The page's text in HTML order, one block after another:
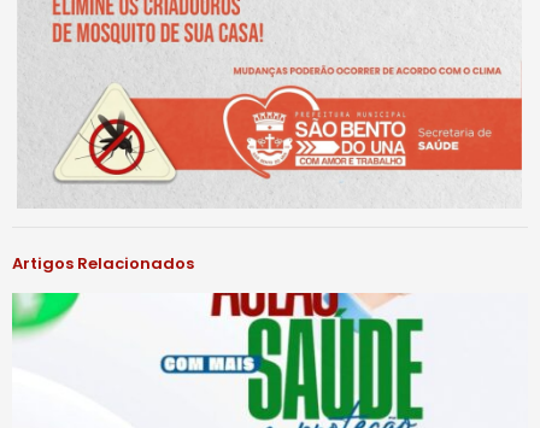
Artigos Relacionados